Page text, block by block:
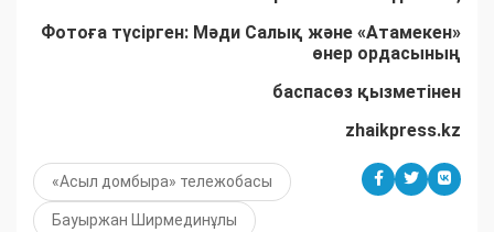
Фотоға түсірген: Мәди Салық және «Атамекен»
өнер ордасының
баспасөз қызметінен
zhaikpress.kz
«Асыл домбыра» тележобасы
Бауыржан Ширмединұлы